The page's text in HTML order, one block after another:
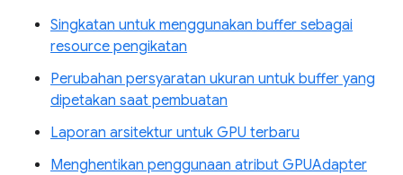
Singkatan untuk menggunakan buffer sebagai
resource pengikatan
Perubahan persyaratan ukuran untuk buffer yang
dipetakan saat pembuatan
Laporan arsitektur untuk GPU terbaru
Menghentikan penggunaan atribut GPUAdapter